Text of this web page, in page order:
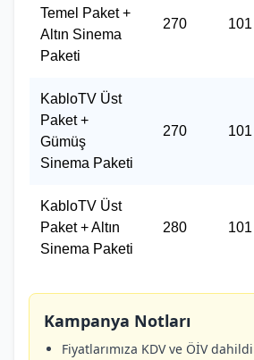
Temel Paket +
Altın Sinema
Paketi
270 101
KabloTV Üst
Paket +
Gümüş
Sinema Paketi
270 101
KabloTV Üst
Paket + Altın
Sinema Paketi
280 101
Kampanya Notları
Fiyatlarımıza KDV ve ÖİV